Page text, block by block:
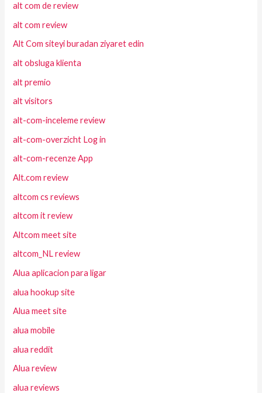
alt com de review
alt com review
Alt Com siteyi buradan ziyaret edin
alt obsluga klienta
alt premio
alt visitors
alt-com-inceleme review
alt-com-overzicht Log in
alt-com-recenze App
Alt.com review
altcom cs reviews
altcom it review
Altcom meet site
altcom_NL review
Alua aplicacion para ligar
alua hookup site
Alua meet site
alua mobile
alua reddit
Alua review
alua reviews